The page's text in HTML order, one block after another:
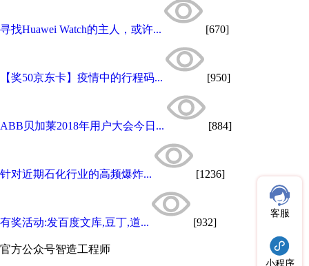
寻找Huawei Watch的主人，或许... [670]
【奖50京东卡】疫情中的行程码... [950]
ABB贝加莱2018年用户大会今日... [884]
针对近期石化行业的高频爆炸... [1236]
有奖活动:发百度文库,豆丁,道... [932]
官方公众号智造工程师
客服
小程序